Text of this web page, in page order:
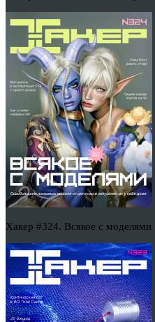
Хакер #324. Всякое с моделями